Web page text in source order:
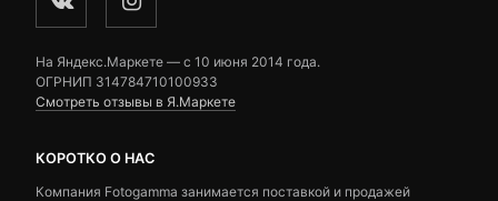
На Яндекс.Маркете — c 10 июня 2014 года.
ОГРНИП 314784710100933
Смотреть отзывы в Я.Маркете
КОРОТКО О НАС
Компания Fotogamma занимается поставкой и продажей